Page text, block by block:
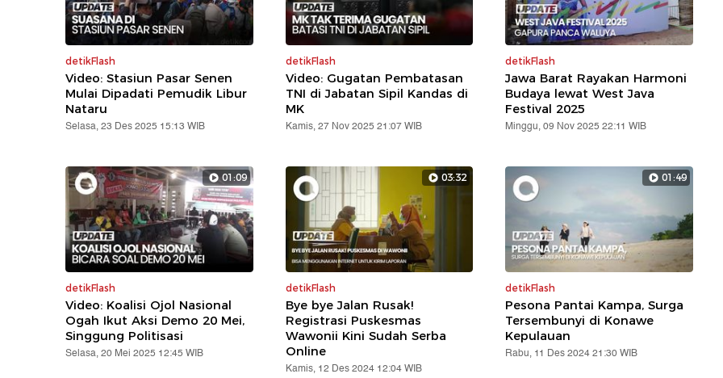
detikFlash
Video: Stasiun Pasar Senen
Mulai Dipadati Pemudik Libur
Nataru
Selasa, 23 Des 2025 15:13 WIB
detikFlash
Video: Gugatan Pembatasan
TNI di Jabatan Sipil Kandas di
MK
Kamis, 27 Nov 2025 21:07 WIB
detikFlash
Jawa Barat Rayakan Harmoni
Budaya lewat West Java
Festival 2025
Minggu, 09 Nov 2025 22:11 WIB
01:09
detikFlash
Video: Koalisi Ojol Nasional
Ogah Ikut Aksi Demo 20 Mei,
Singgung Politisasi
Selasa, 20 Mei 2025 12:45 WIB
03:32
detikFlash
Bye bye Jalan Rusak!
Registrasi Puskesmas
Wawonii Kini Sudah Serba
Online
Kamis, 12 Des 2024 12:04 WIB
01:49
detikFlash
Pesona Pantai Kampa, Surga
Tersembunyi di Konawe
Kepulauan
Rabu, 11 Des 2024 21:30 WIB